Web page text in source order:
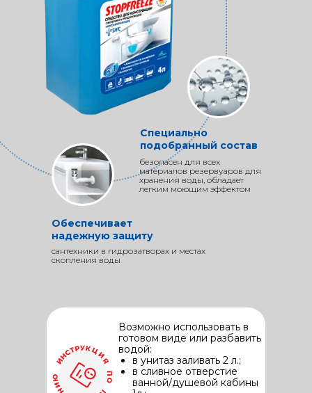
Обеспечивает
надежную защиту
сантехники в гидрозатворах и местах
скопления воды
Специально
подобранный состав
безопасен для всех
материалов резервуаров для
хранения воды, обладает
легким моющим эффектом
Возможно использовать в
готовом виде или разбавить
водой:
в унитаз заливать 2 л.;
в сливное отверстие
ванной/душевой кабины